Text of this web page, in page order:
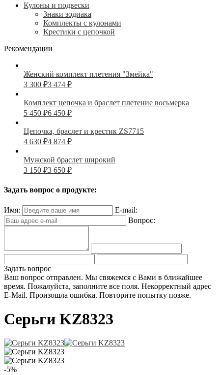
Кулоны и подвески
Знаки зодиака
Комплекты с кулонами
Крестики с цепочкой
Рекомендации
Женский комплект плетения "Змейка"
3 300 ₽3 474 ₽
Комплект цепочка и браслет плетение восьмерка
5 450 ₽6 450 ₽
Цепочка, браслет и крестик ZS7715
4 630 ₽4 874 ₽
Мужской браслет широкий
3 150 ₽3 650 ₽
Задать вопрос о продукте:
Имя:
E-mail:
Вопрос:
Задать вопрос
Ваш вопрос отправлен. Мы свяжемся с Вами в ближайшее
время. Пожалуйста, заполните все поля. Некорректный адрес
E-Mail. Произошла ошибка. Повторите попытку позже.
Серьги KZ8323
-5%